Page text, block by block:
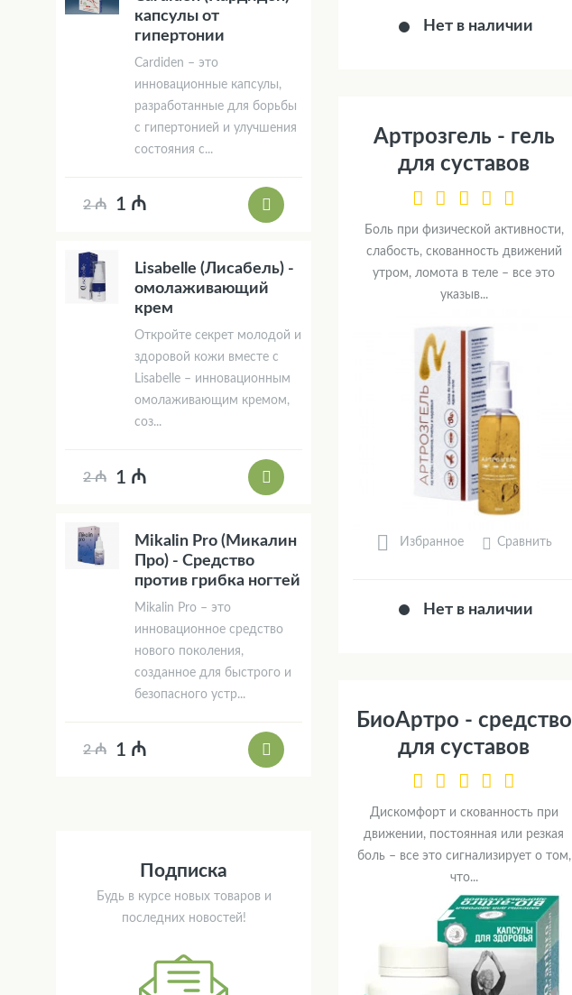
Нет в наличии
Артрозгель - гель
для суставов
Боль при физической активности,
слабость, скованность движений
утром, ломота в теле – все это
указыв...
Избранное Сравнить
Нет в наличии
БиоАртро - средство
для суставов
Дискомфорт и скованность при
движении, постоянная или резкая
боль – все это сигнализирует о том,
что...
капсулы от
гипертонии
Cardiden – это
инновационные капсулы,
разработанные для борьбы
с гипертонией и улучшения
состояния с...
2 ₼ 1 ₼
Lisabelle (Лисабель) -
омолаживающий
крем
Откройте секрет молодой и
здоровой кожи вместе с
Lisabelle – инновационным
омолаживающим кремом,
соз...
2 ₼ 1 ₼
Mikalin Pro (Микалин
Про) - Средство
против грибка ногтей
Mikalin Pro – это
инновационное средство
нового поколения,
созданное для быстрого и
безопасного устр...
2 ₼ 1 ₼
Подписка
Будь в курсе новых товаров и
последних новостей!